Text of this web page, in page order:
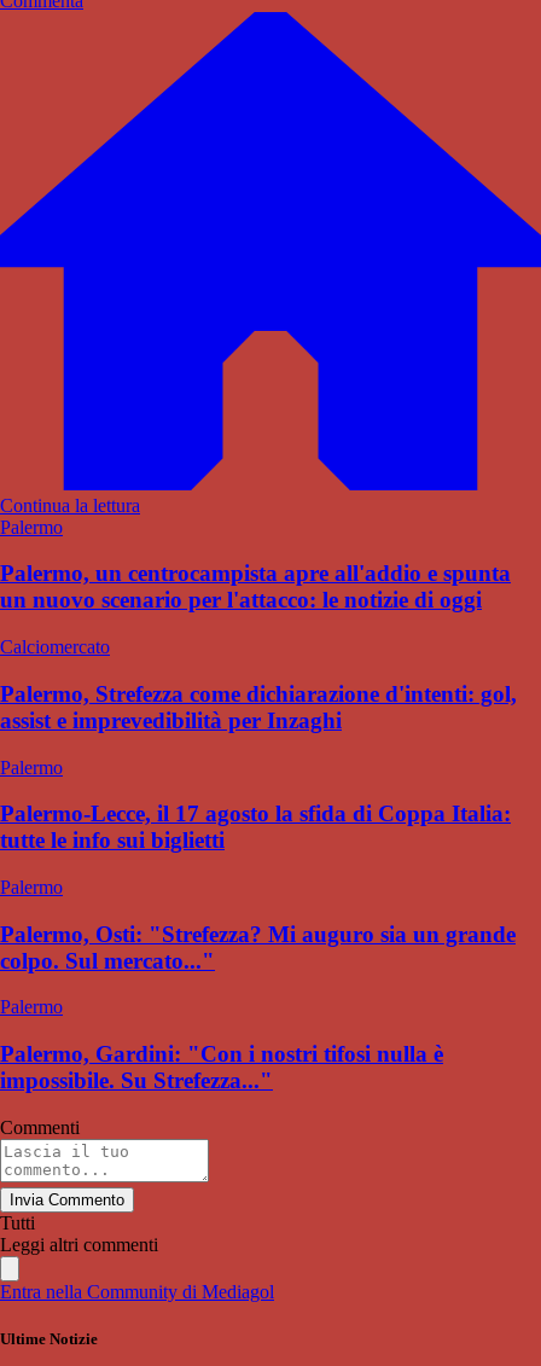
Continua la lettura
Palermo
Palermo, un centrocampista apre all'addio e spunta
un nuovo scenario per l'attacco: le notizie di oggi
Calciomercato
Palermo, Strefezza come dichiarazione d'intenti: gol,
assist e imprevedibilità per Inzaghi
Palermo
Palermo-Lecce, il 17 agosto la sfida di Coppa Italia:
tutte le info sui biglietti
Palermo
Palermo, Osti: "Strefezza? Mi auguro sia un grande
colpo. Sul mercato..."
Palermo
Palermo, Gardini: "Con i nostri tifosi nulla è
impossibile. Su Strefezza..."
Commenti
Invia Commento
Tutti
Leggi altri commenti
Entra nella Community di Mediagol
Ultime Notizie